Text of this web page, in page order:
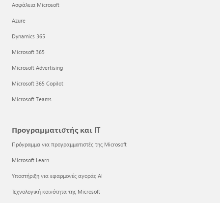
Ασφάλεια Microsoft
Azure
Dynamics 365
Microsoft 365
Microsoft Advertising
Microsoft 365 Copilot
Microsoft Teams
Προγραμματιστής και IT
Πρόγραμμα για προγραμματιστές της Microsoft
Microsoft Learn
Υποστήριξη για εφαρμογές αγοράς AI
Τεχνολογική κοινότητα της Microsoft